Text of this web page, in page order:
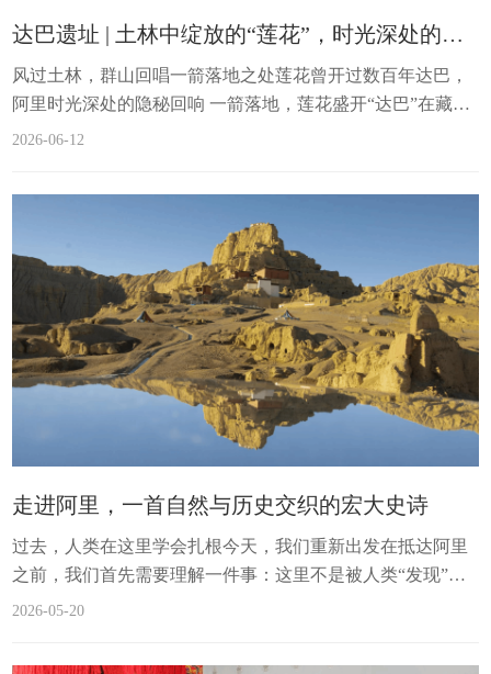
达巴遗址 | 土林中绽放的“莲花”，时光深处的隐秘回响
风过土林，群山回唱一箭落地之处莲花曾开过数百年达巴，
阿里时光深处的隐秘回响 一箭落地，莲花盛开“达巴”在藏语
中意为 “箭头落地之处” 。相传，古格时期的“达巴王”达巴曲
城。从此，这片被层层土林环抱的土地，便承载起了绵延数
个世纪的传奇。王城威严，洞窟密布达巴古堡是古格时期的
重要军事关隘，今天在遗址中采集到的铠甲、...
2026-06-12
走进阿里，一首自然与历史交织的宏大史诗
过去，人类在这里学会扎根今天，我们重新出发在抵达阿里
之前，我们首先需要理解一件事：这里不是被人类“发现”的
秘境而是被人类反复验证的生活现场从土林的洞穴，到依山
2026-05-20